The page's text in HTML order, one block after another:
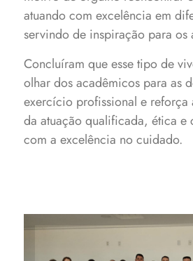
atuando com excelência em
servindo de inspiração para os
Concluíram que esse tipo de
olhar dos acadêmicos para as
exercício profissional e reforça
da atuação qualificada, ética e
com a excelência no cuidado.